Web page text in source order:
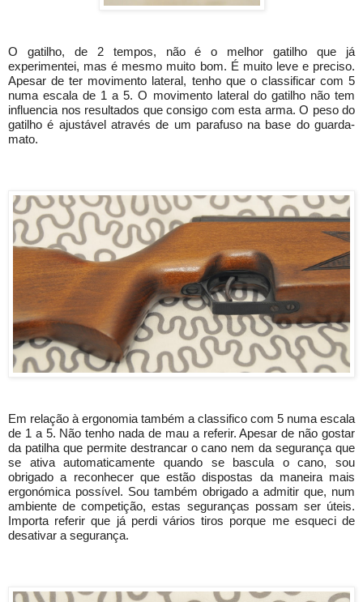
O gatilho, de 2 tempos, não é o melhor gatilho que já
experimentei, mas é mesmo muito bom. É muito leve e preciso.
Apesar de ter movimento lateral, tenho que o classificar com 5
numa escala de 1 a 5. O movimento lateral do gatilho não tem
influencia nos resultados que consigo com esta arma. O peso do
gatilho é ajustável através de um parafuso na base do guarda-
mato.
Em relação à ergonomia também a classifico com 5 numa escala
de 1 a 5. Não tenho nada de mau a referir. Apesar de não gostar
da patilha que permite destrancar o cano nem da segurança que
se ativa automaticamente quando se bascula o cano, sou
obrigado a reconhecer que estão dispostas da maneira mais
ergonómica possível. Sou também obrigado a admitir que, num
ambiente de competição, estas seguranças possam ser úteis.
Importa referir que já perdi vários tiros porque me esqueci de
desativar a segurança.